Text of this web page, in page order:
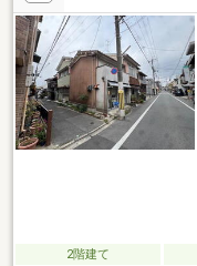
2階建て